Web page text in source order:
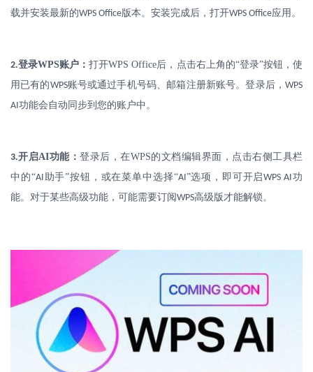
载并安装最新的WPS Office版本。安装完成后，打开WPS Office应用。
2.登录WPS账户：打开WPS Office后，点击右上角的“登录”按钮，使
用已有的WPS账号或通过手机号码、邮箱注册新账号。登录后，WPS
AI功能会自动同步到您的账户中。
3.开启AI功能：登录后，在WPS的文档编辑界面，点击右侧工具栏
中的“AI助手”按钮，或在菜单中选择“AI”选项，即可开启WPS AI功
能。对于某些高级功能，可能需要订阅WPS高级版才能解锁。